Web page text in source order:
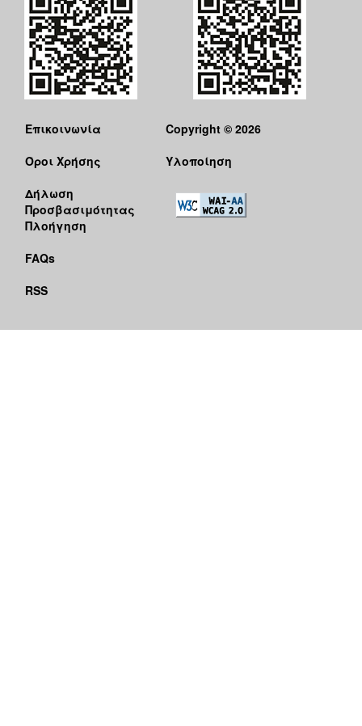
Επικοινωνία
Όροι Χρήσης
Δήλωση
Προσβασιμότητας
Πλοήγηση
FAQs
RSS
Copyright © 2026
Υλοποίηση